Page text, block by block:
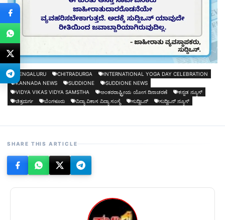
BENGALURU CHITRADURGA
INTERNATIONAL YOGA DAY CELEBRATION
KANNADA NEWS
SUDDIONE
SUDDIONE NEWS
VIDYA VIKAS VIDYA SAMSTHA
ಅಂತರರಾಷ್ಟ್ರೀಯ ಯೋಗ ದಿನಾಚರಣೆ
ಕನ್ನಡ ನ್ಯೂಸ್
ಚಿತ್ರದುರ್ಗ
ಬೆಂಗಳೂರು ವಿದ್ಯಾ ವಿಕಾಸ ವಿದ್ಯಾ ಸಂಸ್ಥೆ ಸುದ್ದಿಒನ್ ಸುದ್ದಿಒನ್ ನ್ಯೂಸ್
SHARE THIS ARTICLE